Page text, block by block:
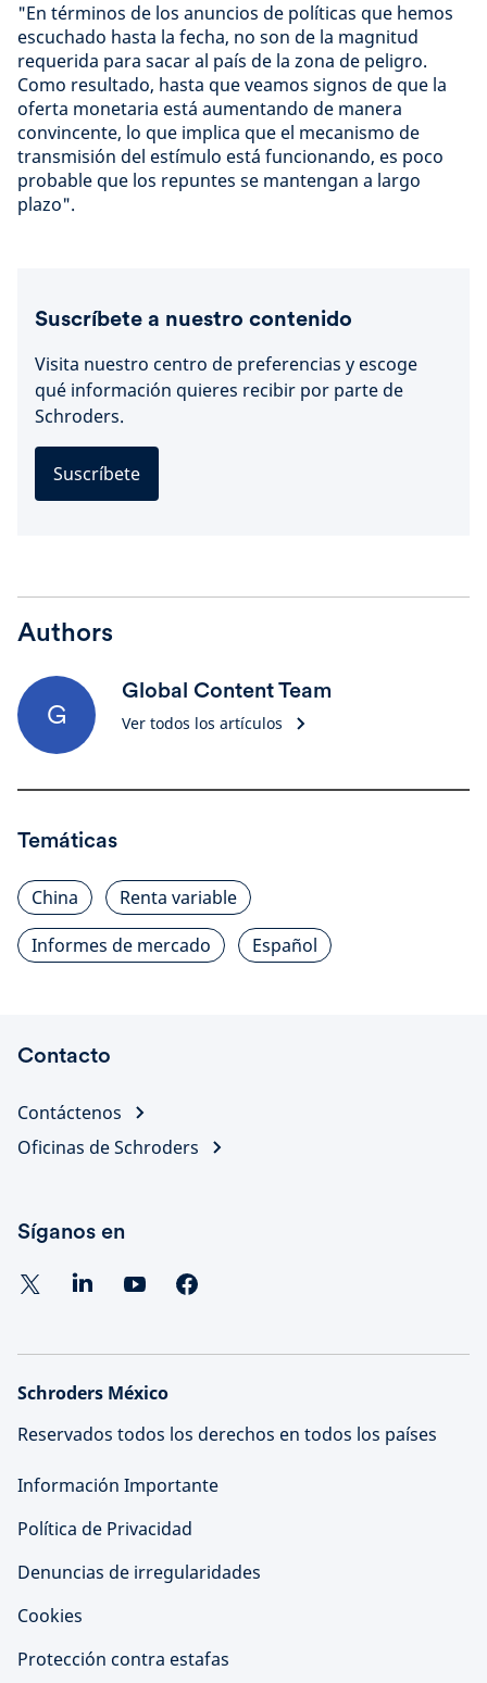
"En términos de los anuncios de políticas que hemos
escuchado hasta la fecha, no son de la magnitud
requerida para sacar al país de la zona de peligro.
Como resultado, hasta que veamos signos de que la
oferta monetaria está aumentando de manera
convincente, lo que implica que el mecanismo de
transmisión del estímulo está funcionando, es poco
probable que los repuntes se mantengan a largo
plazo".
Suscríbete a nuestro contenido
Visita nuestro centro de preferencias y escoge
qué información quieres recibir por parte de
Schroders.
Suscríbete
Authors
G
Global Content Team
Ver todos los artículos
Temáticas
China
Renta variable
Informes de mercado
Español
Contacto
Contáctenos
Oficinas de Schroders
Síganos en
Schroders México
Reservados todos los derechos en todos los países
Información Importante
Política de Privacidad
Denuncias de irregularidades
Cookies
Protección contra estafas